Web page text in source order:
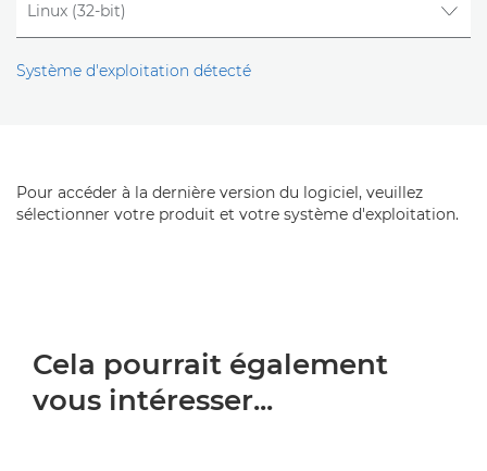
Système d'exploitation détecté
Pour accéder à la dernière version du logiciel, veuillez
sélectionner votre produit et votre système d'exploitation.
Cela pourrait également
vous intéresser...